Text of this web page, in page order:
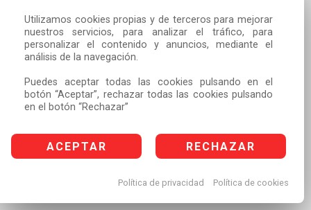
Utilizamos cookies propias y de terceros para mejorar
nuestros servicios, para analizar el tráfico, para
personalizar el contenido y anuncios, mediante el
análisis de la navegación.
Puedes aceptar todas las cookies pulsando en el
botón “Aceptar”, rechazar todas las cookies pulsando
en el botón “Rechazar”
ACEPTAR RECHAZAR
Política de privacidad Política de cookies